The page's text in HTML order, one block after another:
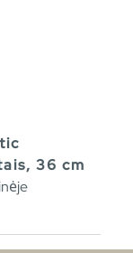
36 cm